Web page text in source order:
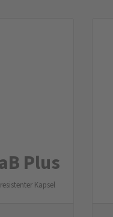
Plus
Kapsel